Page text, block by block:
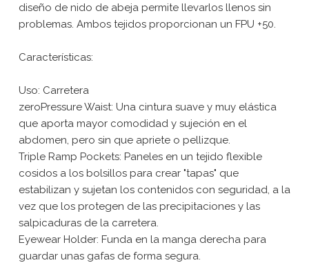
diseño de nido de abeja permite llevarlos llenos sin
problemas. Ambos tejidos proporcionan un FPU +50.
Características:
Uso: Carretera
zeroPressure Waist: Una cintura suave y muy elástica
que aporta mayor comodidad y sujeción en el
abdomen, pero sin que apriete o pellizque.
Triple Ramp Pockets: Paneles en un tejido flexible
cosidos a los bolsillos para crear "tapas" que
estabilizan y sujetan los contenidos con seguridad, a la
vez que los protegen de las precipitaciones y las
salpicaduras de la carretera.
Eyewear Holder: Funda en la manga derecha para
guardar unas gafas de forma segura.